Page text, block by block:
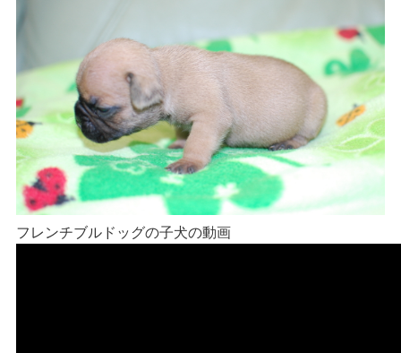
フレンチブルドッグの子犬の動画